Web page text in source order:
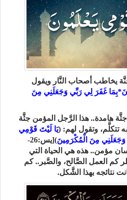
يخاطب أصحاب النَّار ويقول
غَفَرَ لِي رَبِّي وَجَعَلَنِي مِنَ
هامدة.. هذا الرَّجل المؤمن جثَّة
وتقول لهم: (يَا لَيْتَ قَوْمِي
مِنَ الْمُكْرَمِينَ
)[يس:26-
مؤمن.. هذه هي الحياة التي
كم العمل الصَّالح، والصَّبر.. كم
نتائجه بهذا الشَّكل.